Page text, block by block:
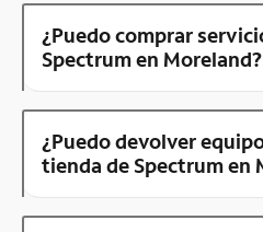
¿Puedo comprar
Spectrum en Moreland?
¿Puedo devolver
tienda de Spectrum en